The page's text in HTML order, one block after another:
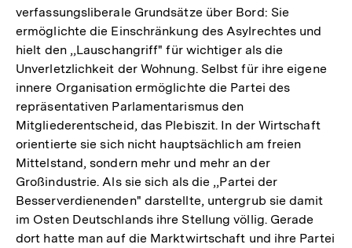
verfassungsliberale Grundsätze über Bord: Sie
ermöglichte die Einschränkung des Asylrechtes und
hielt den ,,Lauschangriff" für wichtiger als die
Unverletzlichkeit der Wohnung. Selbst für ihre eigene
innere Organisation ermöglichte die Partei des
repräsentativen Parlamentarismus den
Mitgliederentscheid, das Plebiszit. In der Wirtschaft
orientierte sie sich nicht hauptsächlich am freien
Mittelstand, sondern mehr und mehr an der
Großindustrie. Als sie sich als die ,,Partei der
Besserverdienenden" darstellte, untergrub sie damit
im Osten Deutschlands ihre Stellung völlig. Gerade
dort hatte man auf die Marktwirtschaft und ihre Partei